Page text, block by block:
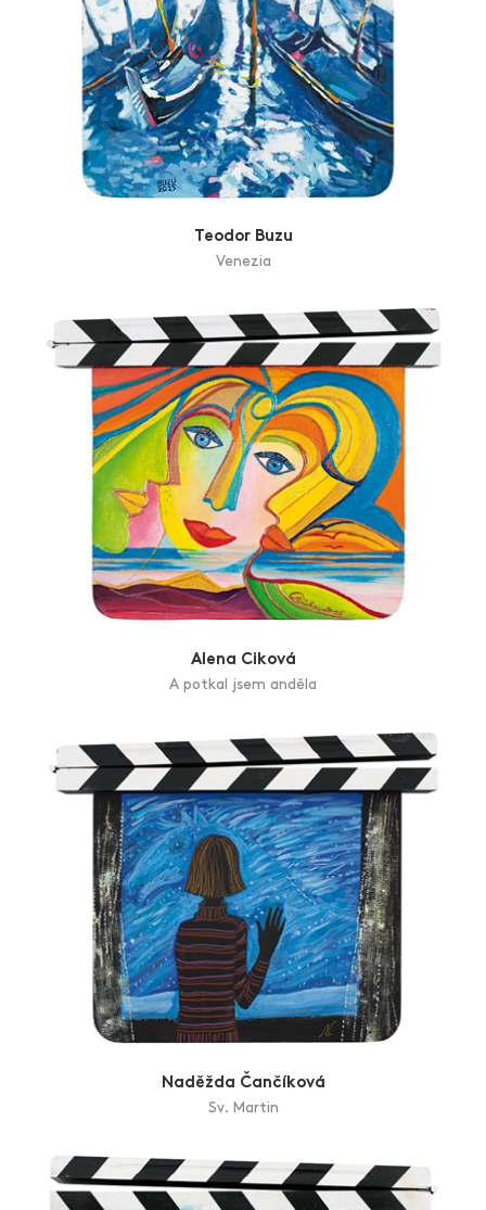
Teodor Buzu
Venezia
Alena Ciková
A potkal jsem anděla
Naděžda Čančíková
Sv. Martin